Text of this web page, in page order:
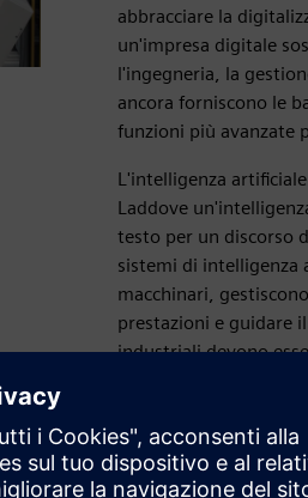
abbracciare la
un'impresa digitale
l'ingegneria, la
ancora forniscono le
funzioni più avanzate
L'intelligenza
Laddove
testo per un discorso
sistemi di intelligenza
macchinari,
prestazioni e guidare
industriali devono
in stretta
Oggi, esploriamo
artificiale di livello
e time-to-market.